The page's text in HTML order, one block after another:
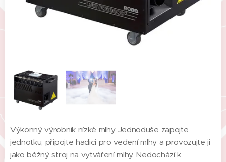
Výkonný výrobník nízké mlhy. Jednoduše zapojte
jednotku, připojte hadici pro vedení mlhy a provozujte ji
jako běžný stroj na vytváření mlhy. Nedochází k